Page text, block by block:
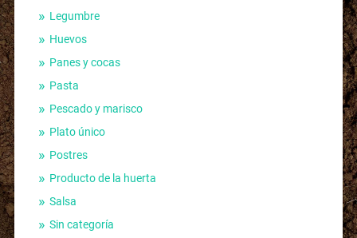
Legumbre
Huevos
Panes y cocas
Pasta
Pescado y marisco
Plato único
Postres
Producto de la huerta
Salsa
Sin categoría